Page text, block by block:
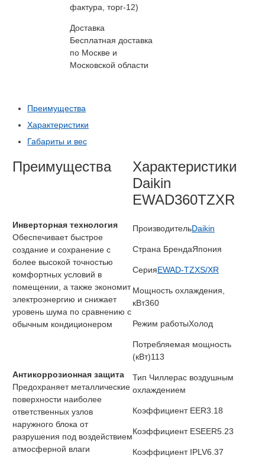
фактура, торг-12)
Доставка
Бесплатная доставка
по Москве и
Московской области
Преимущества
Характеристики
Габариты и вес
Преимущества
Инверторная технология
Обеспечивает быстрое
создание и сохранение с
более высокой точностью
комфортных условий в
помещении, а также экономит
электроэнергию и снижает
уровень шума по сравнению с
обычным кондиционером
Антикоррозионная защита
Предохраняет металлические
поверхности наиболее
ответственных узлов
наружного блока от
разрушения под воздействием
атмосферной влаги
Характеристики
Daikin
EWAD360TZXR
ПроизводительDaikin
Страна БрендаЯпония
СерияEWAD-TZXS/XR
Мощность охлаждения,
кВт360
Режим работыХолод
Потребляемая мощность
(кВт)113
Тип Чиллерас воздушным
охлаждением
Коэффициент EER3.18
Коэффициент ESEER5.23
Коэффициент IPLV6.37